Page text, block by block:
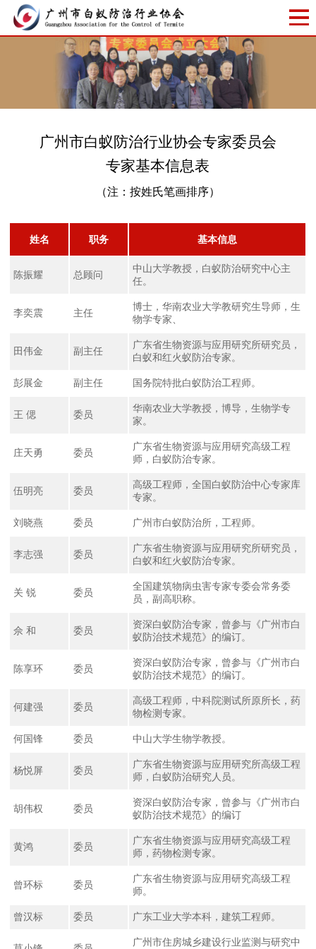
广州市白蚁防治行业协会专家委员会
专家基本信息表
（注：按姓氏笔画排序）
姓名 职务 基本信息
陈振耀 总顾问
中山大学教授，白蚁防治研究中心主
任。
李奕震 主任
博士，华南农业大学教研究生导师，生
物学专家、
田伟金 副主任
广东省生物资源与应用研究所研究员，
白蚁和红火蚁防治专家。
彭展金 副主任 国务院特批白蚁防治工程师。
王 偲 委员
华南农业大学教授，博导，生物学专
家。
庄天勇 委员
广东省生物资源与应用研究高级工程
师，白蚁防治专家。
伍明亮 委员
高级工程师，全国白蚁防治中心专家库
专家。
刘晓燕 委员 广州市白蚁防治所，工程师。
李志强 委员
广东省生物资源与应用研究所研究员，
白蚁和红火蚁防治专家。
关 锐 委员
全国建筑物病虫害专家专委会常务委
员，副高职称。
佘 和 委员
资深白蚁防治专家，曾参与《广州市白
蚁防治技术规范》的编订。
陈享环 委员
资深白蚁防治专家，曾参与《广州市白
蚁防治技术规范》的编订。
何建强 委员
高级工程师，中科院测试所原所长，药
物检测专家。
何国锋 委员 中山大学生物学教授。
杨悦屏 委员
广东省生物资源与应用研究所高级工程
师，白蚁防治研究人员。
胡伟权 委员
资深白蚁防治专家，曾参与《广州市白
蚁防治技术规范》的编订
黄鸿 委员
广东省生物资源与应用研究高级工程
师，药物检测专家。
曾环标 委员
广东省生物资源与应用研究高级工程
师。
曾汉标 委员 广东工业大学本科，建筑工程师。
广州市住房城乡建设行业监测与研究中